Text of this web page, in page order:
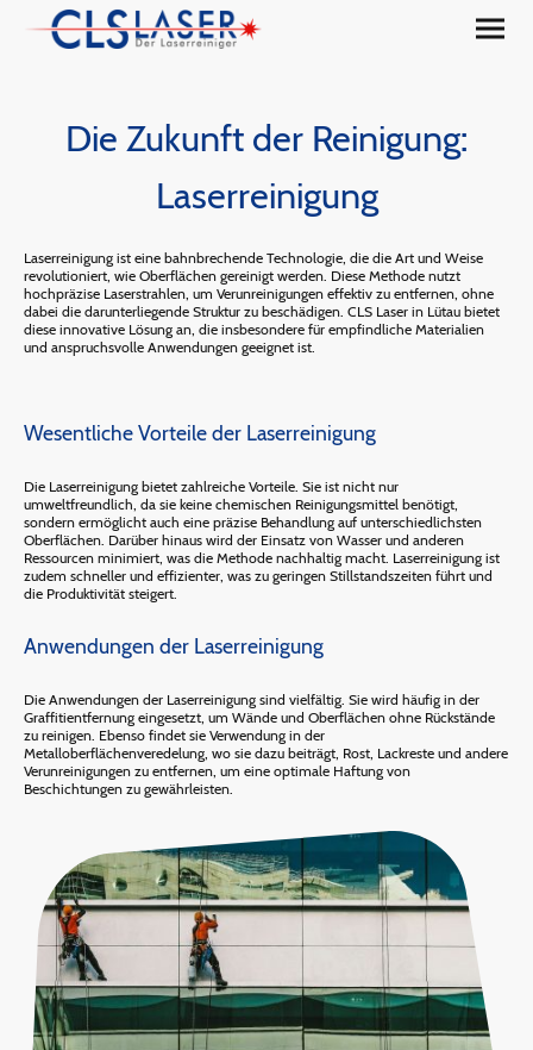
Die Zukunft der Reinigung:
Laserreinigung
Laserreinigung ist eine bahnbrechende Technologie, die die Art und Weise
revolutioniert, wie Oberflächen gereinigt werden. Diese Methode nutzt
hochpräzise Laserstrahlen, um Verunreinigungen effektiv zu entfernen, ohne
dabei die darunterliegende Struktur zu beschädigen. CLS Laser in Lütau bietet
diese innovative Lösung an, die insbesondere für empfindliche Materialien
und anspruchsvolle Anwendungen geeignet ist.
Wesentliche Vorteile der Laserreinigung
Die Laserreinigung bietet zahlreiche Vorteile. Sie ist nicht nur
umweltfreundlich, da sie keine chemischen Reinigungsmittel benötigt,
sondern ermöglicht auch eine präzise Behandlung auf unterschiedlichsten
Oberflächen. Darüber hinaus wird der Einsatz von Wasser und anderen
Ressourcen minimiert, was die Methode nachhaltig macht. Laserreinigung ist
zudem schneller und effizienter, was zu geringen Stillstandszeiten führt und
die Produktivität steigert.
Anwendungen der Laserreinigung
Die Anwendungen der Laserreinigung sind vielfältig. Sie wird häufig in der
Graffitientfernung eingesetzt, um Wände und Oberflächen ohne Rückstände
zu reinigen. Ebenso findet sie Verwendung in der
Metalloberflächenveredelung, wo sie dazu beiträgt, Rost, Lackreste und andere
Verunreinigungen zu entfernen, um eine optimale Haftung von
Beschichtungen zu gewährleisten.